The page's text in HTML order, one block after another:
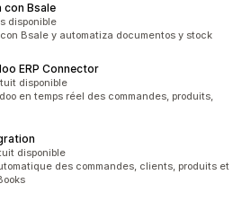
con Bsale
disponible
Bsale y automatiza documentos y stock
ERP Connector
disponible
en temps réel des commandes, produits,
disponible
des commandes, clients, produits et